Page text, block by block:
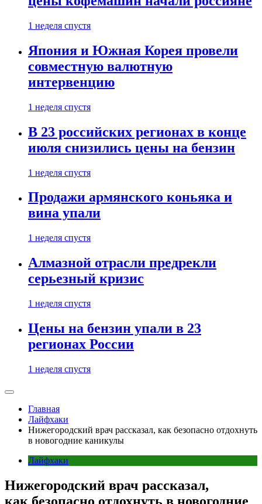
1 неделя спустя
Япония и Южная Корея провели
совместную валютную
интервенцию
1 неделя спустя
В 23 российских регионах в конце
июля снизились цены на бензин
1 неделя спустя
Продажи армянского коньяка и
вина упали
1 неделя спустя
Алмазной отрасли предрекли
серьезный кризис
1 неделя спустя
Цены на бензин упали в 23
регионах России
1 неделя спустя
Главная
Лайфхаки
Нижегородский врач рассказал, как безопасно отдохнуть
в новогодние каникулы
Лайфхаки
Нижегородский врач рассказал,